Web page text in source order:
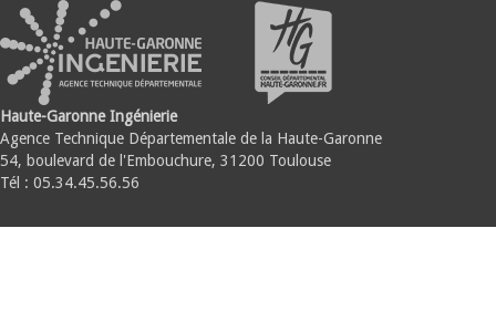
Haute-Garonne Ingénierie
Agence Technique Départementale de la Haute-Garonne
54, boulevard de l'Embouchure, 31200 Toulouse
Tél : 05.34.45.56.56